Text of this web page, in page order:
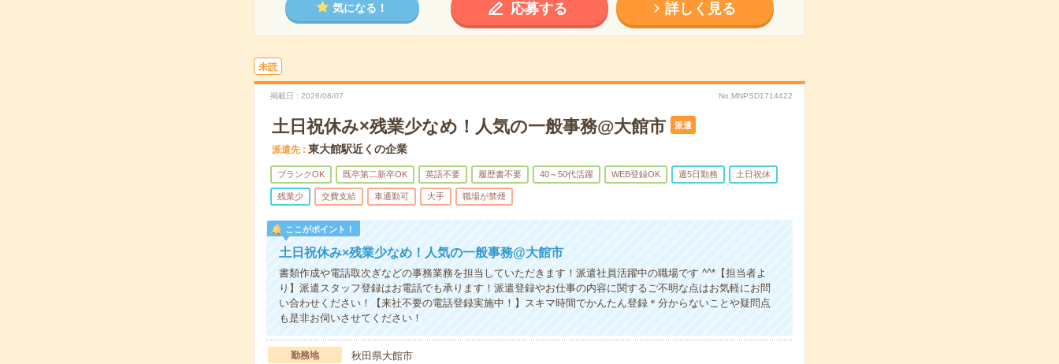
気になる！ 応募する 詳しく見る
未読
掲載日 2026/08/07 No.MNPSD1714422
土日祝休み×残業少なめ！人気の一般事務@大館市 派遣
派遣先 東大館駅近くの企業
ブランクOK 既卒第二新卒OK 英語不要 履歴書不要 40～50代活躍 WEB登録OK 週5日勤務 土日祝休
残業少 交費支給 車通勤可 大手 職場が禁煙
ここがポイント！
土日祝休み×残業少なめ！人気の一般事務@大館市
書類作成や電話取次ぎなどの事務業務を担当していただきます！派遣社員活躍中の職場です ^^*【担当者よ
り】派遣スタッフ登録はお電話でも承ります！派遣登録やお仕事の内容に関するご不明な点はお気軽にお問
い合わせください！【来社不要の電話登録実施中！】スキマ時間でかんたん登録＊分からないことや疑問点
も是非お伺いさせてください！
勤務地
秋田県大館市